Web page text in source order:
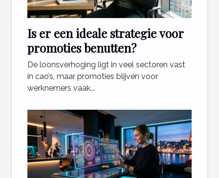
Is er een ideale strategie voor
promoties benutten?
De loonsverhoging ligt in veel sectoren vast
in cao’s, maar promoties blijven voor
werknemers vaak...